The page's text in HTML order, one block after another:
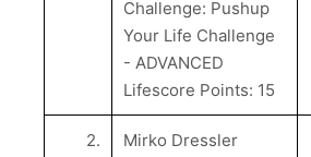
Challenge: Pushup
Your Life Challenge
- ADVANCED
Lifescore Points: 15
2.
Mirko Dressler